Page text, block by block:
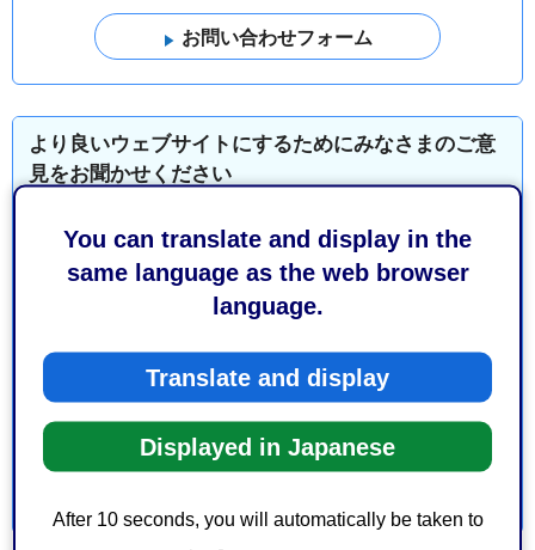
You can translate and display in the
same language as the web browser
language.
Translate and display
Displayed in Japanese
After 10 seconds, you will automatically be taken to
より良いウェブサイトにするためにみなさまのご意
見をお聞かせください
このページの情報は役に立ちましたか？
1：役に立った
2：ふつう
3：役に立たなかった
このページの情報は見つけやすかったですか？
1：見つけやすかった
2：ふつう
3：見つけにくかった